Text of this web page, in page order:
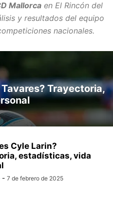
OSASUNA RAYO VALLECANO
SEVILLA VALLADOLID
Mallorcaen El Rincón del
y resultados del equipo
nacionales.
Trayectoria,
Cyle Larin?
estadísticas, vida
- 7 de febrero de 2025